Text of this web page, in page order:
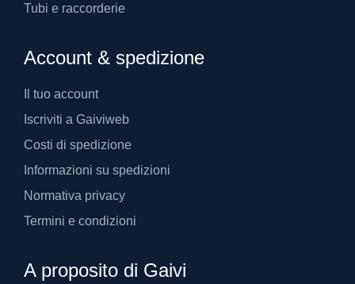
Tubi e raccorderie
Account & spedizione
Il tuo account
Iscriviti a Gaiviweb
Costi di spedizione
Informazioni su spedizioni
Normativa privacy
Termini e condizioni
A proposito di Gaivi